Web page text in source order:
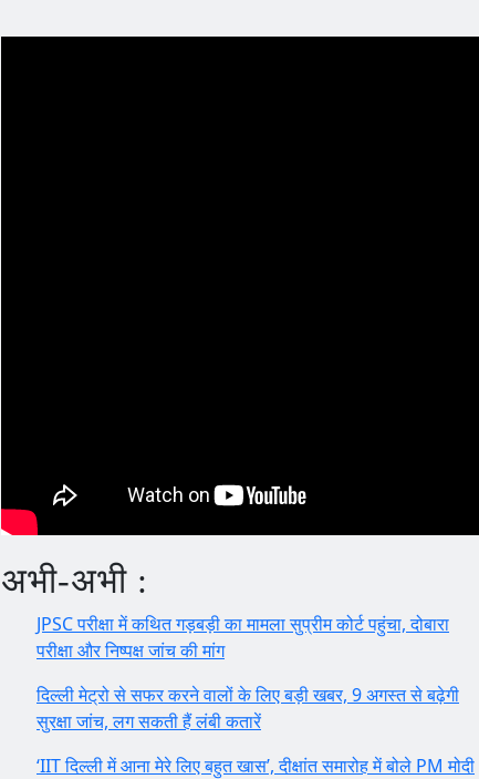
अभी-अभी :
JPSC परीक्षा में कथित गड़बड़ी का मामला सुप्रीम कोर्ट पहुंचा, दोबारा
परीक्षा और निष्पक्ष जांच की मांग
दिल्ली मेट्रो से सफर करने वालों के लिए बड़ी खबर, 9 अगस्त से बढ़ेगी
सुरक्षा जांच, लग सकती हैं लंबी कतारें
‘IIT दिल्ली में आना मेरे लिए बहुत खास’, दीक्षांत समारोह में बोले PM मोदी